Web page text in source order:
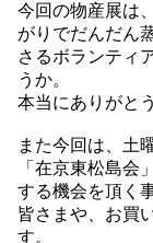
今回の物産展は
がりでだんだん
さるボランティ
うか。
本当にありがと
また今回は、土
「在京東松島会
する機会を頂く
皆さまや、お買
す。